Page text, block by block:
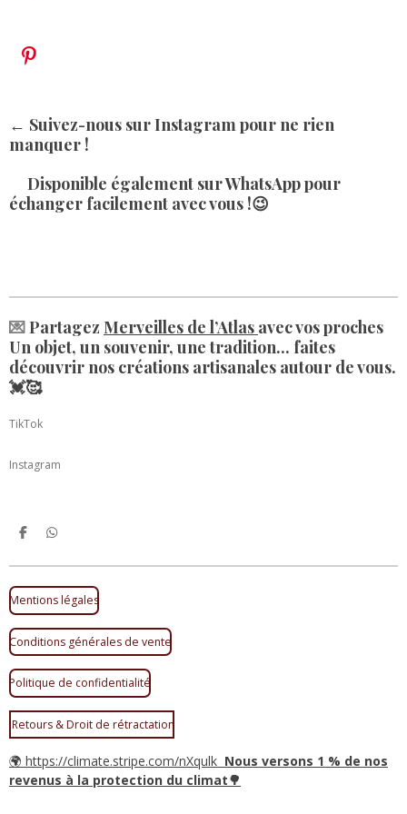
o
k
t
a
a
m
P
t
e
e
s
t
← Suivez-nous sur Instagram pour ne rien
manquer !
Disponible également sur WhatsApppour
échanger facilement avec vous !😉
💌Partagez Merveilles de l’Atlas avec vos proches
Un objet, un souvenir, une tradition... faites
découvrir nos créations artisanales autour de vous.
💓🥰
TikTok
Instagram
P
r
a
g
e
r
P
r
a
g
e
r
Mentions légales
Conditions générales de vente
Politique de confidentialité
Retours & Droit de rétractation
🌍 https://climate.stripe.com/nXqulk Nous versons 1 % de nos
revenus à la protection du climat🌳